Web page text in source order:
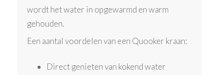
wordt het water in opgewarmd en warm
gehouden.
Een aantal voordelen van een Quooker kraan:
Direct genieten van kokend water